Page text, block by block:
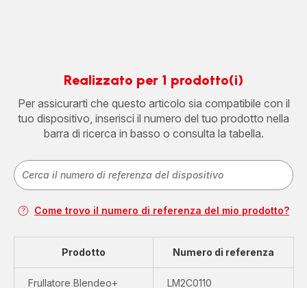
Realizzato per 1 prodotto(i)
Per assicurarti che questo articolo sia compatibile con il
tuo dispositivo, inserisci il numero del tuo prodotto nella
barra di ricerca in basso o consulta la tabella.
Come trovo il numero di referenza del mio prodotto?
Prodotto Numero di referenza
Frullatore Blendeo+ LM2C0110